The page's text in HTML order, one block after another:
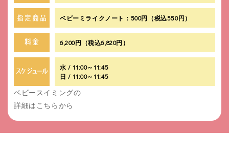
ベビーミライクノート：500円（税込550円）
6,200円（税込6,820円）
水 / 11:00～11:45
日 / 11:00～11:45
ベビースイミングの
詳細はこちらから